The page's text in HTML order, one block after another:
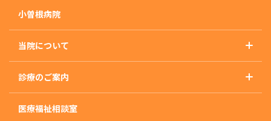
小曽根病院
当院について
基本理念
概要・沿革・施設基準
診療のご案内
診療のご案内トップ
精神科
医療福祉相談室